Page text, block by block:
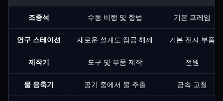
조종석 수동 비행 및 항법 기본 프레임
연구 스테이션 새로운 설계도 잠금 해제 기본 전자 부품
제작기 도구 및 부품 제작 전원
물 응축기 공기 중에서 물 추출 금속 고철